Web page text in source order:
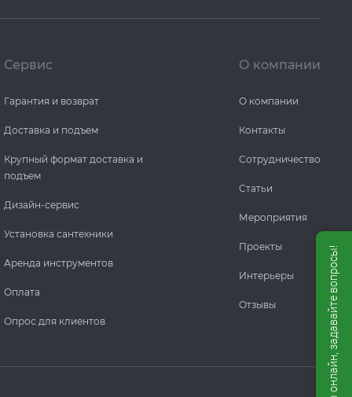
Сервис
Гарантия и возврат
Доставка и подъем
Крупный формат доставка и
подъем
Дизайн-сервис
Установка сантехники
Аренда инструментов
Оплата
Опрос для клиентов
О компании
О компании
Контакты
Сотрудничество
Статьи
Мероприятия
Проекты
Интерьеры
Отзывы Мы онлайн, задавайте вопросы!